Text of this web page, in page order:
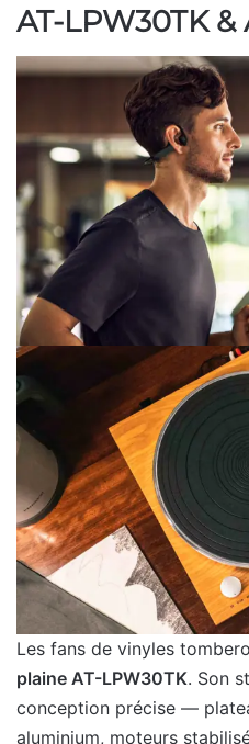
AT-LPW30TK &
Les fans de vinyles
plaine AT-LPW30TK. Son
conception précise —
aluminium, moteurs